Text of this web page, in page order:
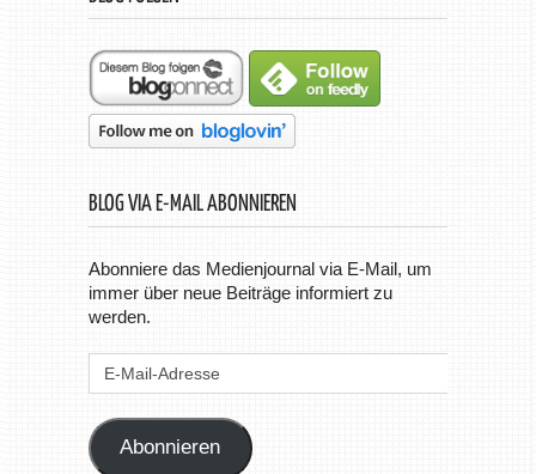
BLOG VIA E-MAIL ABONNIEREN
Abonniere das Medienjournal via E-Mail, um
immer über neue Beiträge informiert zu
werden.
Abonnieren